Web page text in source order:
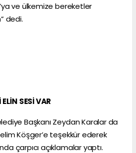
ve ülkemize bereketler
dedi.
SESİ VAR
Başkanı Zeydan Karalar da
Köşger’e teşekkür ederek
çarpıcı açıklamalar yaptı.